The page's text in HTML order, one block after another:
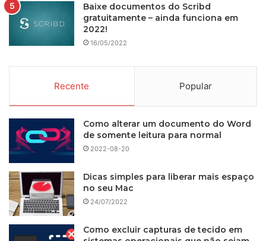
Baixe documentos do Scribd
gratuitamente – ainda funciona em
2022!
16/05/2022
Recente Popular
Como alterar um documento do Word
de somente leitura para normal
2022-08-20
Dicas simples para liberar mais espaço
no seu Mac
24/07/2022
Como excluir capturas de tecido em